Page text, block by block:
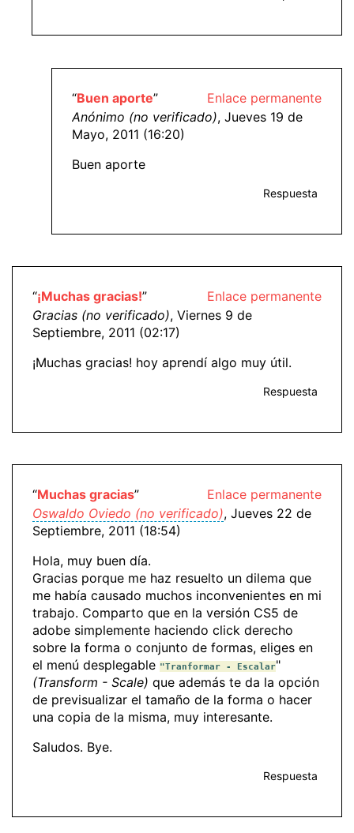
Enlace permanente
“Buen aporte”
Anónimo (no verificado), Jueves 19 de
Mayo, 2011 (16:20)
Buen aporte
Respuesta
Enlace permanente
“¡Muchas gracias!”
Gracias (no verificado), Viernes 9 de
Septiembre, 2011 (02:17)
¡Muchas gracias! hoy aprendí algo muy útil.
Respuesta
Enlace permanente
“Muchas gracias”
Oswaldo Oviedo (no verificado), Jueves 22 de
Septiembre, 2011 (18:54)
Hola, muy buen día.
Gracias porque me haz resuelto un dilema que
me había causado muchos inconvenientes en mi
trabajo. Comparto que en la versión CS5 de
adobe simplemente haciendo click derecho
sobre la forma o conjunto de formas, eliges en
el menú desplegable "Tranformar - Escalar"
(Transform - Scale) que además te da la opción
de previsualizar el tamaño de la forma o hacer
una copia de la misma, muy interesante.
Saludos. Bye.
Respuesta